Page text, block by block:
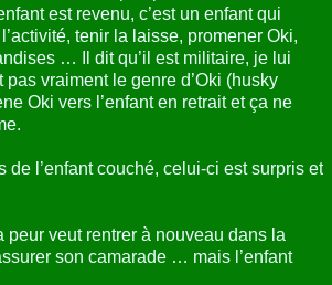
est revenu, c’est un enfant qui
tenir la laisse, promener Oki,
… Il dit qu’il est militaire, je lui
pas vraiment le genre d’Oki (husky
Oki vers l’enfant en retrait et ça ne
de l’enfant couché, celui-ci est surpris et
peur veut rentrer à nouveau dans la
son camarade … mais l’enfant